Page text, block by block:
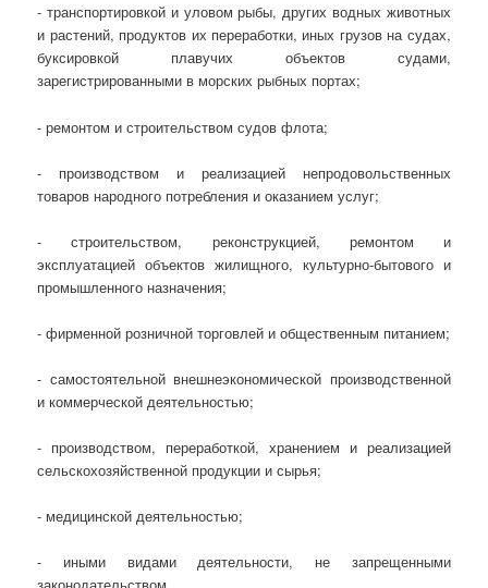
- транспортировкой и уловом рыбы, других водных животных
и растений, продуктов их переработки, иных грузов на судах,
буксировкой плавучих объектов судами,
зарегистрированными в морских рыбных портах;
- ремонтом и строительством судов флота;
- производством и реализацией непродовольственных
товаров народного потребления и оказанием услуг;
- строительством, реконструкцией, ремонтом и
эксплуатацией объектов жилищного, культурно-бытового и
промышленного назначения;
- фирменной розничной торговлей и общественным питанием;
- самостоятельной внешнеэкономической производственной
и коммерческой деятельностью;
- производством, переработкой, хранением и реализацией
сельскохозяйственной продукции и сырья;
- медицинской деятельностью;
- иными видами деятельности, не запрещенными